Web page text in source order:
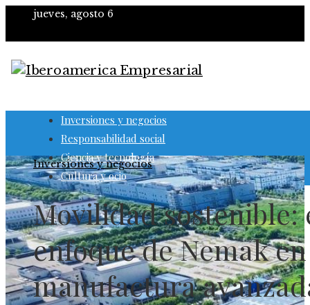
jueves, agosto 6
Inversiones y negocios
Responsabilidad social
Ciencia y tecnología
Cultura y ocio
Inversiones y negocios
Movilidad sostenible:
enfoque de Nemak en
manufactura